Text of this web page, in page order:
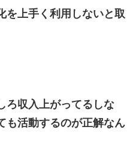
を上手く利用しないと取
ろ収入上がってるしな
も活動するのが正解なん